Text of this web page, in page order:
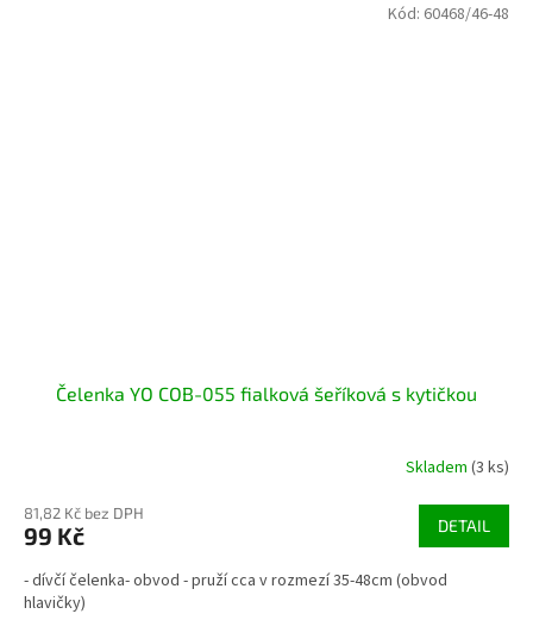
Čelenka YO COB-055 fialková šeříková s kytičkou
Skladem (3 ks)
81,82 Kč bez DPH
99 Kč DETAIL
- dívčí čelenka- obvod - pruží cca v rozmezí 35-48cm (obvod
hlavičky)
Kód: 60468/46-48